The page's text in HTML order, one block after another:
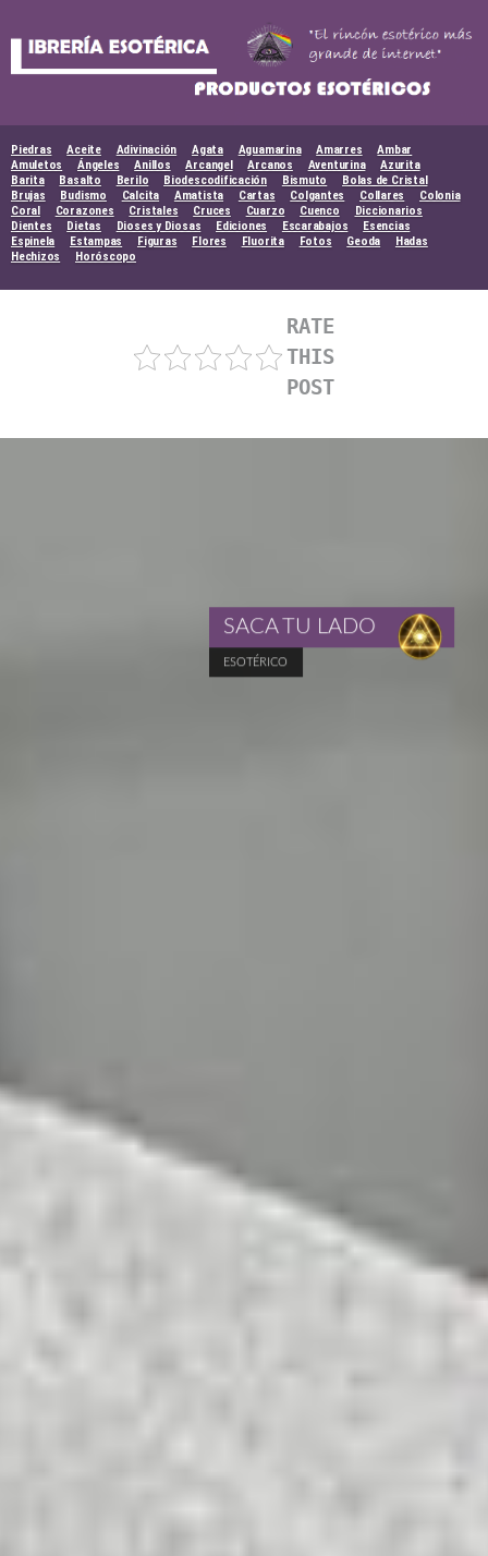
Piedras Aceite Adivinación Agata Aguamarina Amarres
Ambar
Amuletos
Ángeles Anillos Arcangel Arcanos Aventurina
Azurita
Barita
Basalto Berilo Biodescodificación Bismuto
Bolas de Cristal
Brujas
Budismo Calcita Amatista Cartas Colgantes Collares
Colonia
Coral
Corazones Cristales Cruces Cuarzo Cuenco
Diccionarios
Dientes
Dietas Dioses y Diosas Ediciones Escarabajos
Esencias
Espinela
Estampas Figuras Flores Fluorita Fotos Geoda
Hadas
Hechizos
Horóscopo
RATE
THIS
POST
ESOTÉRICO
SACA TU LADO